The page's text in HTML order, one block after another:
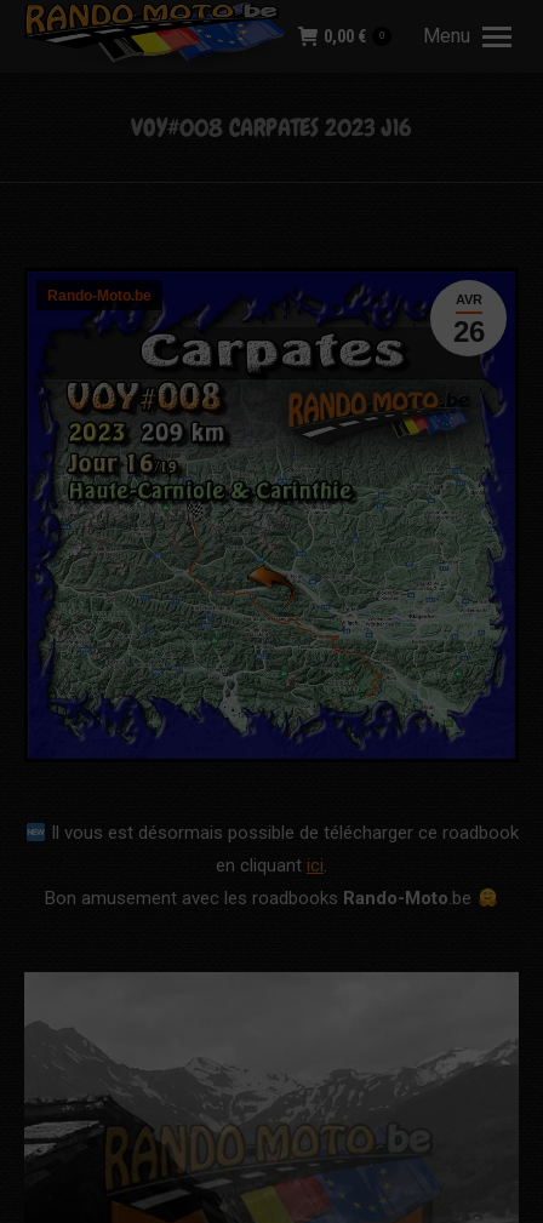
Menu
0,00 € 0
VOY#008 CARPATES 2023 J16
AVR
26
Rando-Moto.be
Il vous est désormais possible de télécharger ce roadbook
en cliquant ici.
Bon amusement avec les roadbooks Rando-Moto.be